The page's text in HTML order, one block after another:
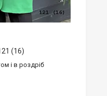
(16)
і в роздріб